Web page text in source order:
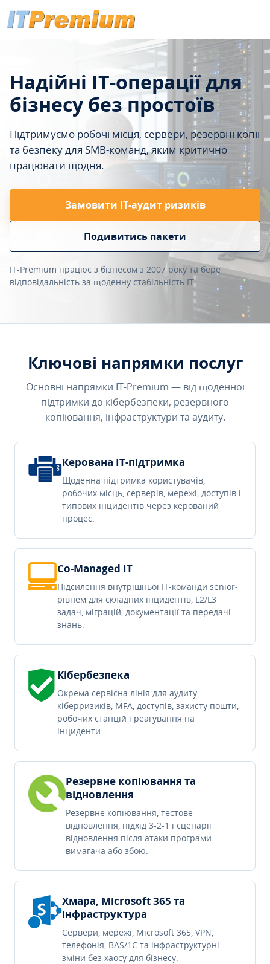
Надійні IT-операції для
бізнесу без простоїв
Підтримуємо робочі місця, сервери, резервні копії
та безпеку для SMB-команд, яким критично
працювати щодня.
Замовити ІТ-аудит ризиків
Подивитись пакети
IT-Premium працює з бізнесом з 2007 року та бере
відповідальність за щоденну стабільність IT.
Ключові напрямки послуг
Основні напрямки IT-Premium — від щоденної
підтримки до кібербезпеки, резервного
копіювання, інфраструктури та аудиту.
Керована IT-підтримка
Щоденна підтримка користувачів,
робочих місць, серверів, мережі, доступів і
типових інцидентів через керований
процес.
Co-Managed IT
Підсилення внутрішньої IT-команди senior-
рівнем для складних інцидентів, L2/L3
задач, міграцій, документації та передачі
знань.
Кібербезпека
Окрема сервісна лінія для аудиту
кіберризиків, MFA, доступів, захисту пошти,
робочих станцій і реагування на
інциденти.
Резервне копіювання та
відновлення
Резервне копіювання, тестове
відновлення, підхід 3-2-1 і сценарії
відновлення після атаки програми-
вимагача або збою.
Хмара, Microsoft 365 та
інфраструктура
Сервери, мережі, Microsoft 365, VPN,
телефонія, BAS/1C та інфраструктурні
зміни без хаосу для бізнесу.